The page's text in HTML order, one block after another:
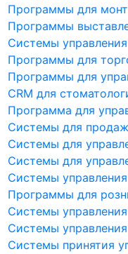
Программы для
Программы
Системы
Программы для
Программы для
CRM для
Программа для
Системы для
Системы для
Системы для
Системы
Программы для
Системы
Системы
Системы принятия